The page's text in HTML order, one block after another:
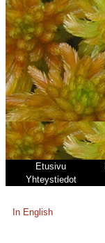
Etusivu
Yhteystiedot
In English